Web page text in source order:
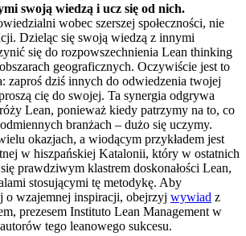
swoją wiedzą i ucz się od nich.
wobec szerszej społeczności, nie
Dzieląc się swoją wiedzą z innymi
się do rozpowszechnienia Lean thinking
geograficznych. Oczywiście jest to
zaproś dziś innych do odwiedzenia twojej
cię do swojej. Ta synergia odgrywa
Lean, ponieważ kiedy patrzymy na to, co
branżach – dużo się uczymy.
okazjach, a wiodącym przykładem jest
w hiszpańskiej Katalonii, który w ostatnich
prawdziwym klastrem doskonałości Lean,
stosującymi tę metodykę. Aby
o wzajemnej inspiracji, obejrzyj wywiad z
prezesem Instituto Lean Management w
tego leanowego sukcesu.